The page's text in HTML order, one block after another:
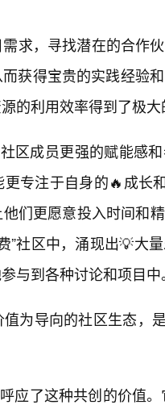
求，寻找潜在的合作
获得宝贵的实践经验
的利用效率得到了极大
区成员更强的赋能感
专注于自身的🔥成长
们更愿意投入时间和
”社区中，涌现出💡大
与到各种讨论和项目中
为导向的社区生态，
应了这种共创的价值。